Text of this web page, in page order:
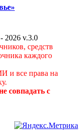
2026 v.3.0
средств
каждого
и все права на
совпадать с